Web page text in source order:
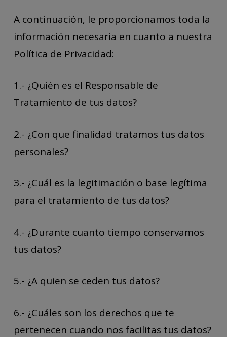
A continuación, le proporcionamos toda la
información necesaria en cuanto a nuestra
Política de Privacidad:
1.- ¿Quién es el Responsable de
Tratamiento de tus datos?
2.- ¿Con que finalidad tratamos tus datos
personales?
3.- ¿Cuál es la legitimación o base legítima
para el tratamiento de tus datos?
4.- ¿Durante cuanto tiempo conservamos
tus datos?
5.- ¿A quien se ceden tus datos?
6.- ¿Cuáles son los derechos que te
pertenecen cuando nos facilitas tus datos?